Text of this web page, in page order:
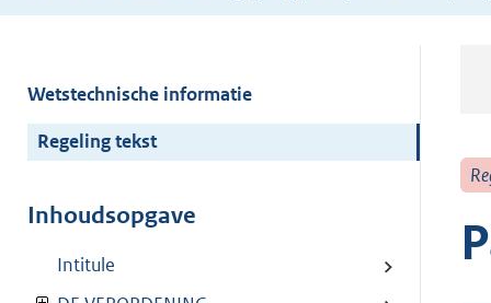
Wetstechnische informatie
Regeling tekst
Inhoudsopgave
Intitule